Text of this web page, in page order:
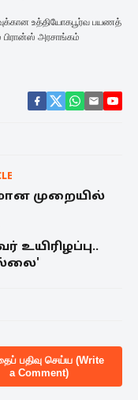
உத்தியோகபூர்வ பயணத்
பிரான்ஸ் அரசாங்கம்
முறையில்
உயிரிழப்பு..
பதிவு செய்ய (Write
a Comment)